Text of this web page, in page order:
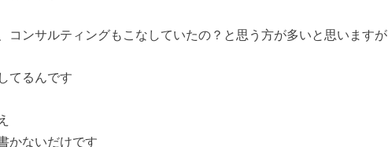
コンサルティングもこなしていたの？と 思う方が多いと思いますが
てるんです
かないだけです